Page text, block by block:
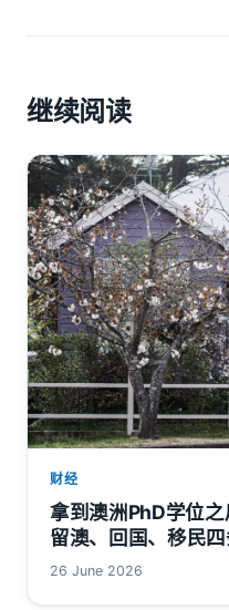
继续阅读
财经
拿到澳洲PhD学位之
留澳、回国、移民
26 June 2026